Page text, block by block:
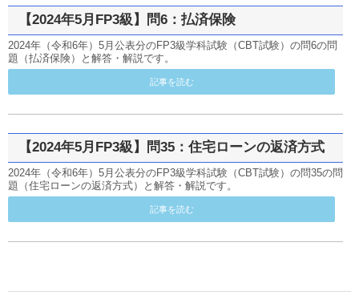
【2024年5月FP3級】問6：払済保険
2024年（令和6年）5月公表分のFP3級学科試験（CBT試験）の問6の問
題（払済保険）と解答・解説です。
記事を読む
【2024年5月FP3級】問35：住宅ローンの返済方式
2024年（令和6年）5月公表分のFP3級学科試験（CBT試験）の問35の問
題（住宅ローンの返済方式）と解答・解説です。
記事を読む